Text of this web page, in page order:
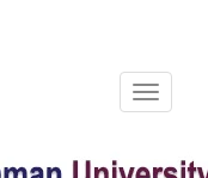
Toggle
navigation